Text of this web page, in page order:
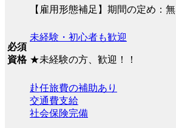
【雇用形態補足】期間の定め：無
必須
資格
未経験・初心者も歓迎
★未経験の方、歓迎！！
赴任旅費の補助あり
交通費支給
社会保険完備